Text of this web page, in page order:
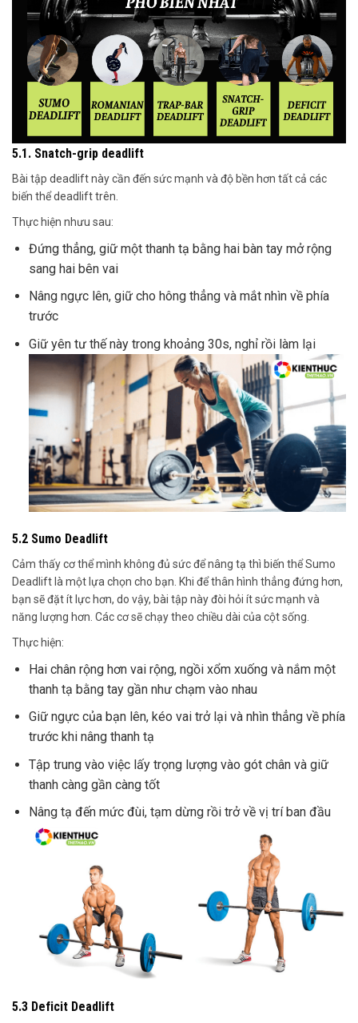
5.1. Snatch-grip deadlift
Bài tập deadlift này cần đến sức mạnh và độ bền hơn tất cả các
biến thể deadlift trên.
Thực hiện nhưu sau:
Đứng thẳng, giữ một thanh tạ bằng hai bàn tay mở rộng
sang hai bên vai
Nâng ngực lên, giữ cho hông thẳng và mắt nhìn về phía
trước
Giữ yên tư thế này trong khoảng 30s, nghỉ rồi làm lại
5.2 Sumo Deadlift
Cảm thấy cơ thể mình không đủ sức để nâng tạ thì biến thể Sumo
Deadlift là một lựa chọn cho bạn. Khi để thân hình thẳng đứng hơn,
bạn sẽ đặt ít lực hơn, do vậy, bài tập này đòi hỏi ít sức mạnh và
năng lượng hơn. Các cơ sẽ chạy theo chiều dài của cột sống.
Thực hiện:
Hai chân rộng hơn vai rộng, ngồi xổm xuống và nắm một
thanh tạ bằng tay gần như chạm vào nhau
Giữ ngực của bạn lên, kéo vai trở lại và nhìn thẳng về phía
trước khi nâng thanh tạ
Tập trung vào việc lấy trọng lượng vào gót chân và giữ
thanh càng gần càng tốt
Nâng tạ đến mức đùi, tạm dừng rồi trở về vị trí ban đầu
5.3 Deficit Deadlift